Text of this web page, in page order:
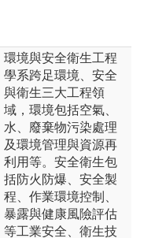
環境與安全衛生工程
學系跨足環境、安全
與衛生三大工程領
域，環境包括空氣、
水、廢棄物污染處理
及環境管理與資源再
利用等。安全衛生包
括防火防爆、安全製
程、作業環境控制、
暴露與健康風險評估
等工業安全、衛生技